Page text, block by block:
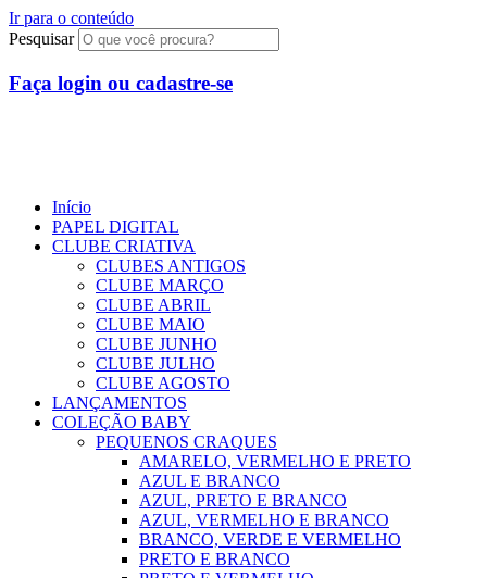
Ir para o conteúdo
Pesquisar
Faça login ou cadastre-se
Início
PAPEL DIGITAL
CLUBE CRIATIVA
CLUBES ANTIGOS
CLUBE MARÇO
CLUBE ABRIL
CLUBE MAIO
CLUBE JUNHO
CLUBE JULHO
CLUBE AGOSTO
LANÇAMENTOS
COLEÇÃO BABY
PEQUENOS CRAQUES
AMARELO, VERMELHO E PRETO
AZUL E BRANCO
AZUL, PRETO E BRANCO
AZUL, VERMELHO E BRANCO
BRANCO, VERDE E VERMELHO
PRETO E BRANCO